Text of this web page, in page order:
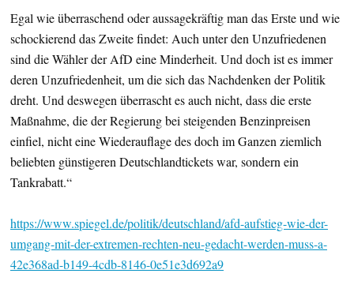
Egal wie überraschend oder aussagekräftig man das Erste und wie
schockierend das Zweite findet: Auch unter den Unzufriedenen
sind die Wähler der AfD eine Minderheit. Und doch ist es immer
deren Unzufriedenheit, um die sich das Nachdenken der Politik
dreht. Und deswegen überrascht es auch nicht, dass die erste
Maßnahme, die der Regierung bei steigenden Benzinpreisen
einfiel, nicht eine Wiederauflage des doch im Ganzen ziemlich
beliebten günstigeren Deutschlandtickets war, sondern ein
Tankrabatt.“
https://www.spiegel.de/politik/deutschland/afd-aufstieg-wie-der-
umgang-mit-der-extremen-rechten-neu-gedacht-werden-muss-a-
42e368ad-b149-4cdb-8146-0e51e3d692a9